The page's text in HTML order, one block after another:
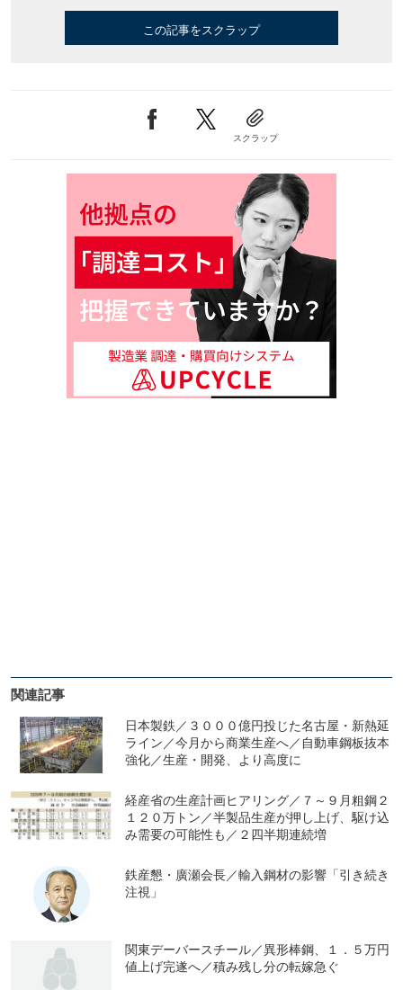
この記事をスクラップ
スクラップ
関連記事
日本製鉄／３０００億円投じた名古屋・新熱延
ライン／今月から商業生産へ／自動車鋼板抜本
強化／生産・開発、より高度に
経産省の生産計画ヒアリング／７～９月粗鋼２
１２０万トン／半製品生産が押し上げ、駆け込
み需要の可能性も／２四半期連続増
鉄産懇・廣瀬会長／輸入鋼材の影響「引き続き
注視」
関東デーバースチール／異形棒鋼、１．５万円
値上げ完遂へ／積み残し分の転嫁急ぐ